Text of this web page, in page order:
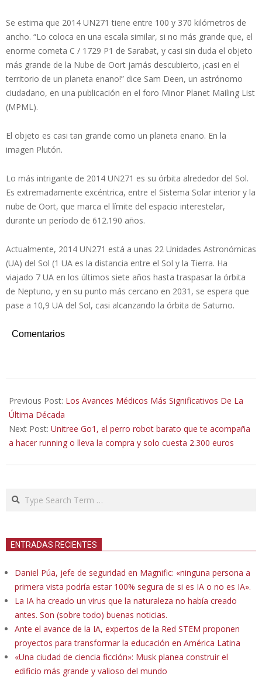
Se estima que 2014 UN271 tiene entre 100 y 370 kilómetros de
ancho. “Lo coloca en una escala similar, si no más grande que, el
enorme cometa C / 1729 P1 de Sarabat, y casi sin duda el objeto
más grande de la Nube de Oort jamás descubierto, ¡casi en el
territorio de un planeta enano!” dice Sam Deen, un astrónomo
ciudadano, en una publicación en el foro Minor Planet Mailing List
(MPML).
El objeto es casi tan grande como un planeta enano. En la
imagen Plutón.
Lo más intrigante de 2014 UN271 es su órbita alrededor del Sol.
Es extremadamente excéntrica, entre el Sistema Solar interior y la
nube de Oort, que marca el límite del espacio interestelar,
durante un período de 612.190 años.
Actualmente, 2014 UN271 está a unas 22 Unidades Astronómicas
(UA) del Sol (1 UA es la distancia entre el Sol y la Tierra. Ha
viajado 7 UA en los últimos siete años hasta traspasar la órbita
de Neptuno, y en su punto más cercano en 2031, se espera que
pase a 10,9 UA del Sol, casi alcanzando la órbita de Saturno.
Comentarios
06-
25
Previous Post: Los Avances Médicos Más Significativos De La
Última Década
Next Post: Unitree Go1, el perro robot barato que te acompaña
a hacer running o lleva la compra y solo cuesta 2.300 euros
Search
ENTRADAS RECIENTES
Daniel Púa, jefe de seguridad en Magnific: «ninguna persona a
primera vista podría estar 100% segura de si es IA o no es IA».
La IA ha creado un virus que la naturaleza no había creado
antes. Son (sobre todo) buenas noticias.
Ante el avance de la IA, expertos de la Red STEM proponen
proyectos para transformar la educación en América Latina
«Una ciudad de ciencia ficción»: Musk planea construir el
edificio más grande y valioso del mundo